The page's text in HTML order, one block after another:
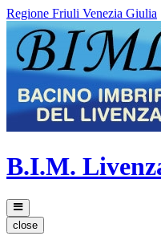
Regione Friuli Venezia Giulia
B.I.M.
close